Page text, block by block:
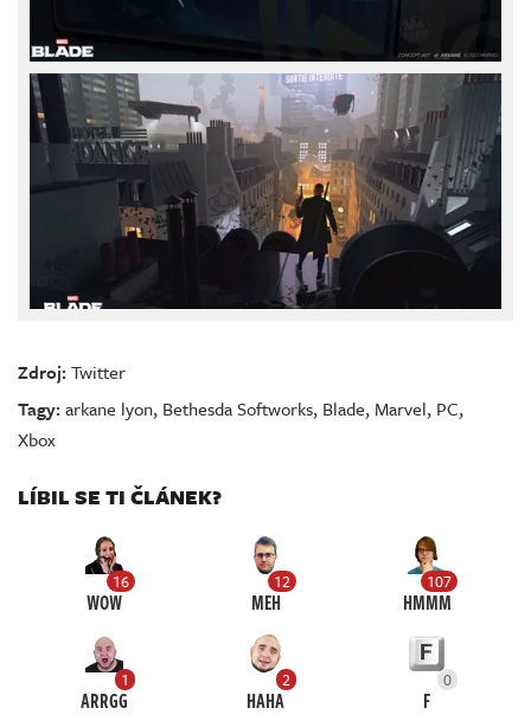
Zdroj:Twitter
Tagy:arkane lyon, Bethesda Softworks, Blade, Marvel, PC,
Xbox
LÍBIL SE TI ČLÁNEK?
16
WOW
12
MEH
107
HMMM
1
ARRGG
2
HAHA
0
F